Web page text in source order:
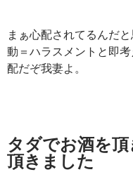
まぁ心配されてるんだ
動＝ハラスメントと即
配だぞ我妻よ。
タダでお酒を
頂きました